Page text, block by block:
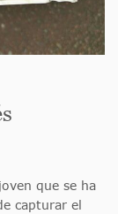
que se ha
capturar el